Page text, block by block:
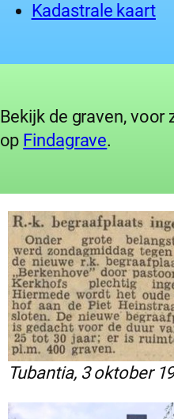
Kadastrale kaart
Bekijk de graven, voor
op Findagrave.
Tubantia, 3 oktober